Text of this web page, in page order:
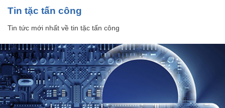
tin tặc tấn công
Tin tức mới nhất về tin tặc tấn công